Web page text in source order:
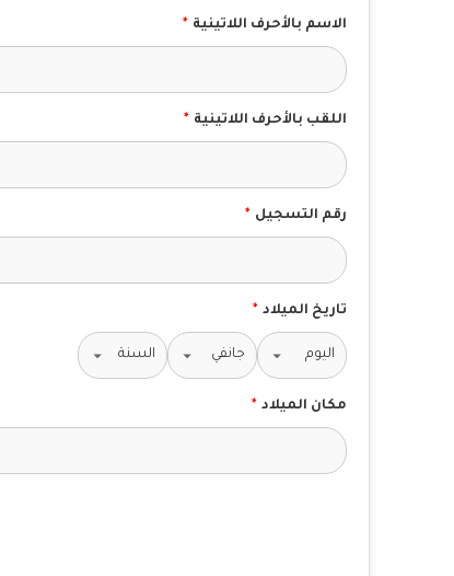
الاسم بالأحرف اللاتينية *
اللقب بالأحرف اللاتينية *
رقم التسجيل *
تاريخ الميلاد *
مكان الميلاد *